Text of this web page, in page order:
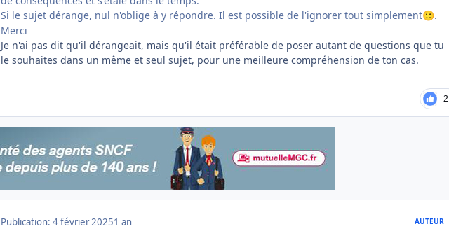
Si le sujet dérange, nul n'oblige à y répondre. Il est possible de l'ignorer tout simplement🙂.
Merci
Je n'ai pas dit qu'il dérangeait, mais qu'il était préférable de poser autant de questions que tu
le souhaites dans un même et seul sujet, pour une meilleure compréhension de ton cas.
2
Publication: 4 février 20251 an AUTEUR